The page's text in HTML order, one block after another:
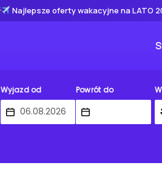
Najlepsze oferty wakacyjne na LATO
Wyjazd od Powrót do